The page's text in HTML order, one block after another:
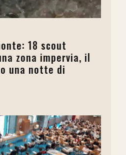
18 scout
zona impervia, il
una notte di